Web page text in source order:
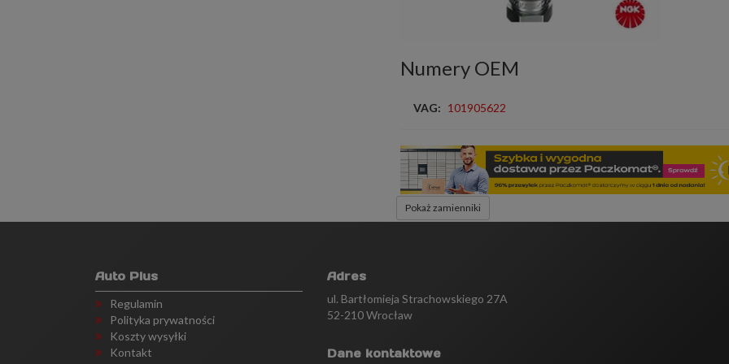
Numery OEM
VAG: 101905622
Pokaż zamienniki
Auto Plus
Regulamin
Polityka prywatności
Koszty wysyłki
Kontakt
Adres
ul. Bartłomieja Strachowskiego 27A
52-210 Wrocław
Dane kontaktowe